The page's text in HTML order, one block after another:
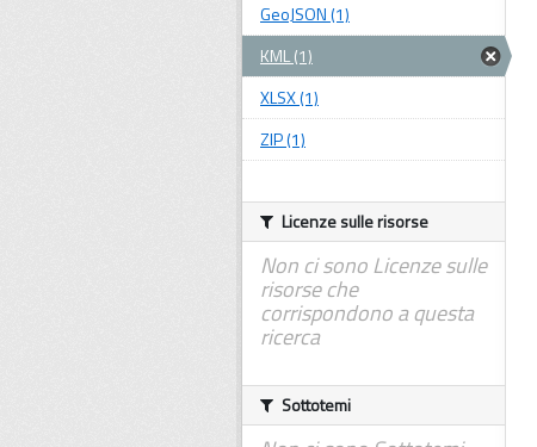
GeoJSON (1)
KML (1)
XLSX (1)
ZIP (1)
Licenze sulle risorse
Non ci sono Licenze sulle
risorse che
corrispondono a questa
ricerca
Sottotemi